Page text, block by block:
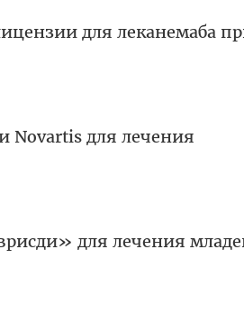
для леканемаба
Novartis для лечения
для лечения